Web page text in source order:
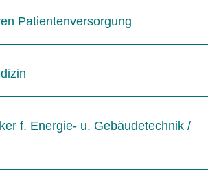
Patientenversorgung
f. Energie- u. Gebäudetechnik /